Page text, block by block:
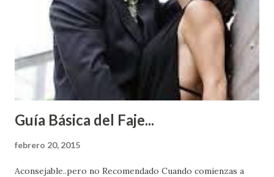
Guía Básica del Faje...
febrero 20, 2015
Aconsejable..pero no Recomendado Cuando comienzas a